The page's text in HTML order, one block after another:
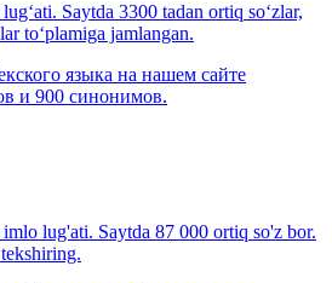
Saytda 3300 tadan ortiq so‘zlar,
to‘plamiga jamlangan.
языка на нашем сайте
и 900 синонимов.
lug'ati. Saytda 87 000 ortiq so'z bor.